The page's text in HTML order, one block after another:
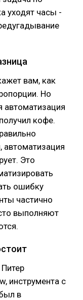
уходят часы -
вам, как
Но
автоматизация
кофе.
автоматизация
Это
ошибку
частично
выполняют
инструмента с
в